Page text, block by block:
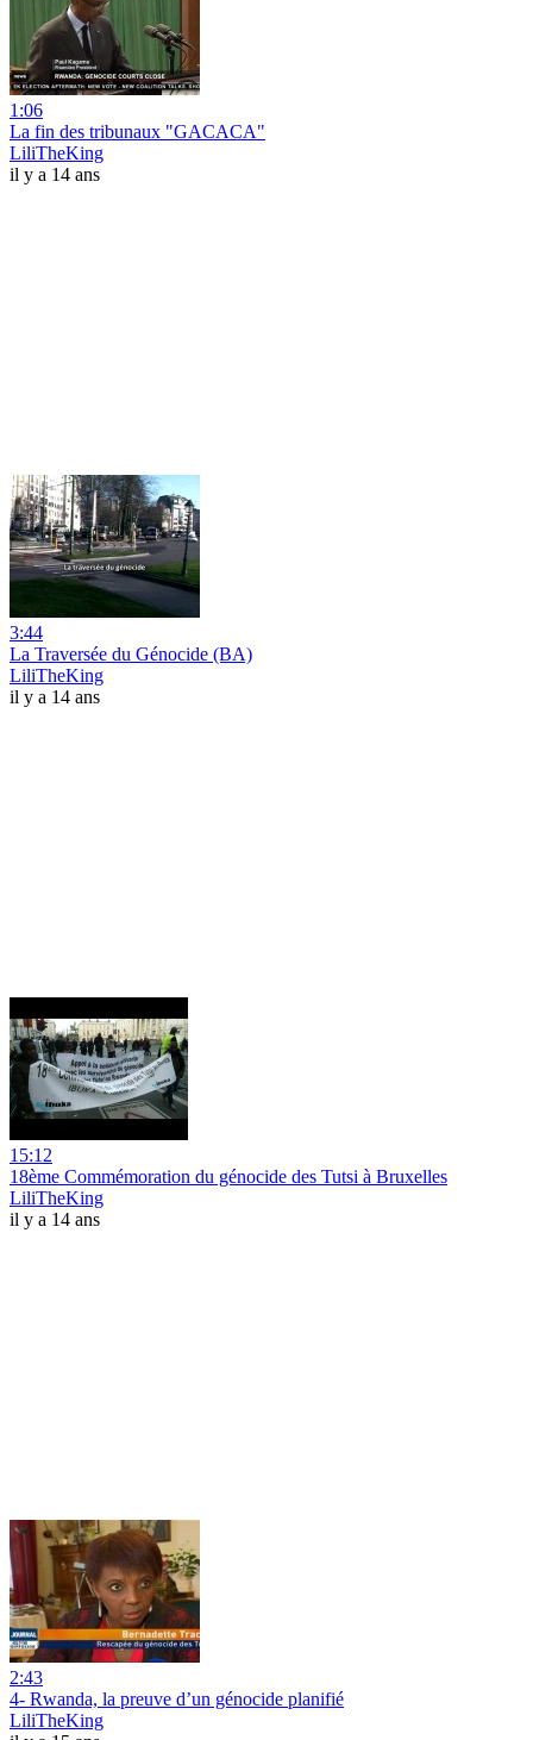
1:06
La fin des tribunaux "GACACA"
LiliTheKing
il y a 14 ans
3:44
La Traversée du Génocide (BA)
LiliTheKing
il y a 14 ans
15:12
18ème Commémoration du génocide des Tutsi à Bruxelles
LiliTheKing
il y a 14 ans
2:43
4- Rwanda, la preuve d’un génocide planifié
LiliTheKing